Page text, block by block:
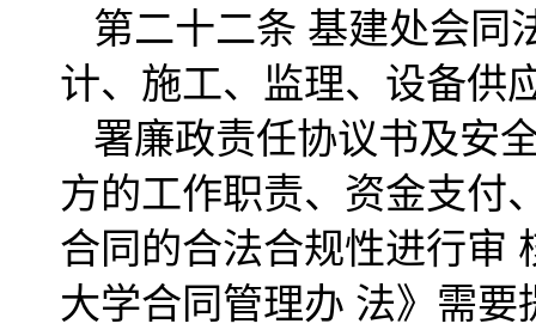
第二十二条 基建处会同
计、施工、监理、设备供
署廉政责任协议书及安
方的工作职责、资金支付
合同的合法合规性进行审
大学合同管理办 法》需